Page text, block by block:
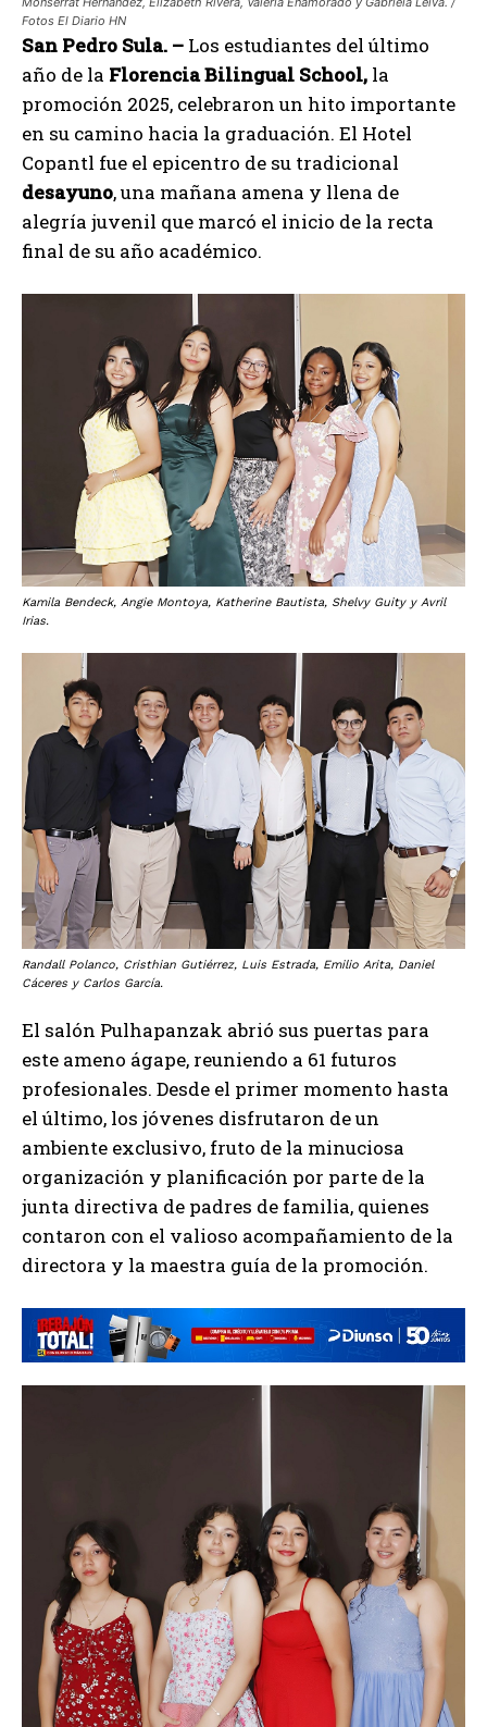
Fotos El Diario HN
San Pedro Sula. – Los estudiantes del último
año de la Florencia Bilingual School, la
promoción 2025, celebraron un hito importante
en su camino hacia la graduación. El Hotel
Copantl fue el epicentro de su tradicional
desayuno, una mañana amena y llena de
alegría juvenil que marcó el inicio de la recta
final de su año académico.
Kamila Bendeck, Angie Montoya, Katherine Bautista, Shelvy Guity y Avril
Irias.
Randall Polanco, Cristhian Gutiérrez, Luis Estrada, Emilio Arita, Daniel
Cáceres y Carlos García.
El salón Pulhapanzak abrió sus puertas para
este ameno ágape, reuniendo a 61 futuros
profesionales. Desde el primer momento hasta
el último, los jóvenes disfrutaron de un
ambiente exclusivo, fruto de la minuciosa
organización y planificación por parte de la
junta directiva de padres de familia, quienes
contaron con el valioso acompañamiento de la
directora y la maestra guía de la promoción.